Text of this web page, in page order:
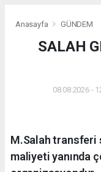
Anasayfa GÜNDEM
SALAH
08.08.2026 -
M.Salah transferi
maliyeti yanında